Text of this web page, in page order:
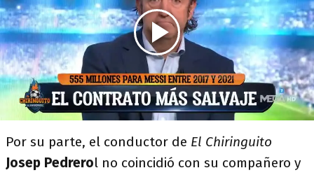
Por su parte, el conductor de El Chiringuito
Josep Pedrerol no coincidió con su compañero y